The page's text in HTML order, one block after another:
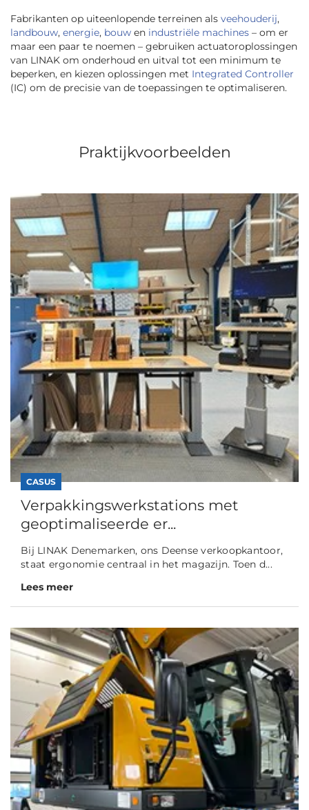
Fabrikanten op uiteenlopende terreinen als veehouderij,
landbouw, energie, bouw en industriële machines – om er
maar een paar te noemen – gebruiken actuatoroplossingen
van LINAK om onderhoud en uitval tot een minimum te
beperken, en kiezen oplossingen met Integrated Controller
(IC) om de precisie van de toepassingen te optimaliseren.
Praktijkvoorbeelden
CASUS
Verpakkingswerkstations met
geoptimaliseerde er...
Bij LINAK Denemarken, ons Deense verkoopkantoor,
staat ergonomie centraal in het magazijn. Toen d...
Lees meer